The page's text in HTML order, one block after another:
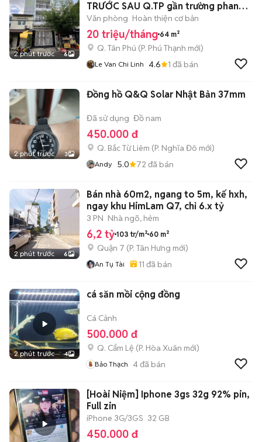
2 phút trước 6
TRƯỚC SAU Q.TP gần trường phan
chu trinh
Văn phòng Hoàn thiện cơ bản
20 triệu/tháng 64 m²
Q. Tân Phú (P. Phú Thạnh mới)
Le Van Chi Linh 4.6 1 đã bán
2 phút trước 3
Đồng hồ Q&Q Solar Nhật Bản 37mm
Đã sử dụng Đồ nam
450.000 đ
Q. Bắc Từ Liêm (P. Nghĩa Đô mới)
Andy 5.0 72 đã bán
2 phút trước 6
Bán nhà 60m2, ngang to 5m, kế hxh,
ngay khu HimLam Q7, chỉ 6.x tỷ
3 PN Nhà ngõ, hẻm
6,2 tỷ 103 tr/m² 60 m²
Quận 7 (P. Tân Hưng mới)
An Tụ Tài 11 đã bán
2 phút trước 4
cá săn mồi cộng đồng
Cá Cảnh
500.000 đ
Q. Cẩm Lệ (P. Hòa Xuân mới)
Bảo Thạch 4đã bán
[Hoài Niệm] Iphone 3gs 32g 92% pin,
Full zin
iPhone 3G/3GS 32 GB
450.000 đ